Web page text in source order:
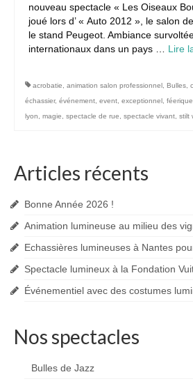
nouveau spectacle « Les Oiseaux
joué lors d’ « Auto 2012 », le salon
le stand Peugeot. Ambiance
internationaux dans un pays … Lire
acrobatie animation salon professionnel Bulles
échassier, événement event exceptionnel féerique
lyon
magie spectacle de rue spectacle vivant stilt
Articles récents
Bonne Année 2026 !
Animation lumineuse au milieu des
Echassières lumineuses à Nantes
Spectacle lumineux à la Fondation
Événementiel avec des costumes
Nos spectacles
Bulles de Jazz